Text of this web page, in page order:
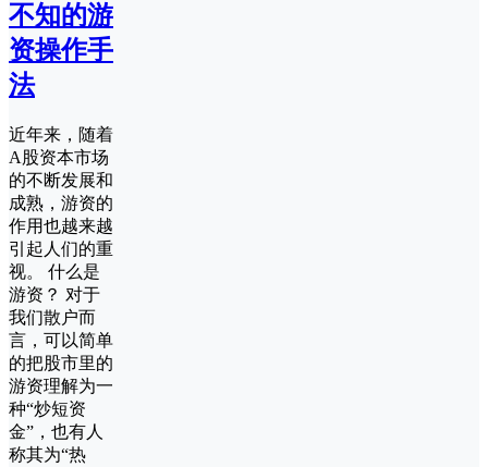
不知的游
资操作手
法
近年来，随着
A股资本市场
的不断发展和
成熟，游资的
作用也越来越
引起人们的重
视。 什么是
游资？ 对于
我们散户而
言，可以简单
的把股市里的
游资理解为一
种“炒短资
金”，也有人
称其为“热